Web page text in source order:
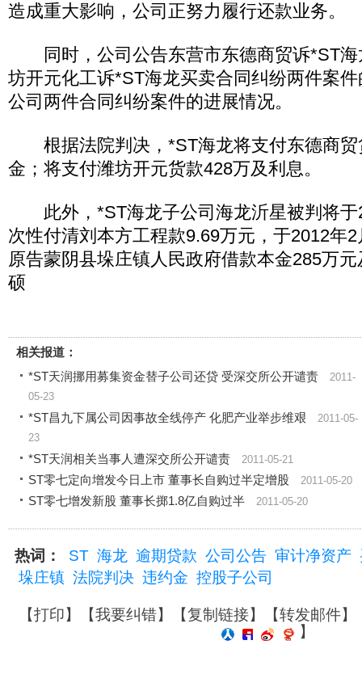
造成重大影响，公司正努力履行还款业务。
同时，公司公告东营市东德商贸诉*ST海
坊开元化工诉*ST海龙买卖合同纠纷两件案
公司两件合同纠纷案件的进展情况。
根据法院判决，*ST海龙将支付东德商贸
金；将支付潍坊开元货款428万及利息。
此外，*ST海龙子公司海龙沂星被判将于
次性付清刘本方工程款9.69万元，于2012年
原告蒙阴县垛庄镇人民政府借款本金285万
硕
相关报道：
*ST天润挪用募集资金替子公司还贷 受深交所公开谴责
2011-
05-23
*ST昌九下属公司因事故全线停产 化肥产业举步维艰
2011-05-
23
*ST天润相关当事人遭深交所公开谴责
2011-05-21
ST零七定向增发今日上市 董事长自购过半定增股 2011-05-20
ST零七增发新股 董事长掷1.8亿自购过半 2011-05-20
热词： ST 海龙 逾期贷款 公司公告 审计净资产
垛庄镇 法院判决 违约金 控股子公司
【打印】【我要纠错】【复制链接】【转发邮件】
】